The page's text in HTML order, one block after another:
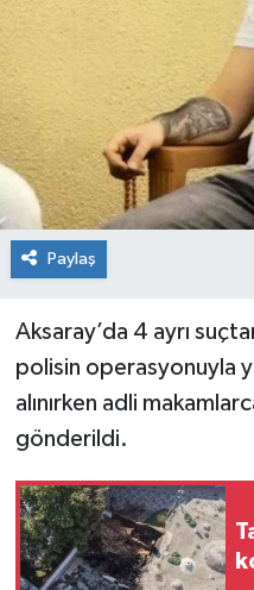
Paylaş
Aksaray’da 4 ayrı
polisin operasyonuyla
alınırken adli
gönderildi.
Spor
Teknoloji
Tokat Haberleri
Haber Arşivi